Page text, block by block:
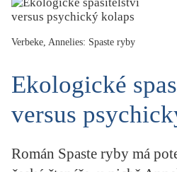
SPISOVATELÉ
LITERATURY
Verbeke, Annelies: Spaste ryby
Ekologické
versus
Román Spaste ryby má